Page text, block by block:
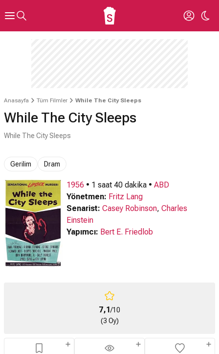
Anasayfa Tüm Filmler While The City Sleeps
While The City Sleeps
While The City Sleeps
Gerilim Dram
1956 • 1 saat 40 dakika • ABD
Yönetmen: Fritz Lang
Senarist: Casey Robinson, Charles
Einstein
Yapımcı: Bert E. Friedlob
7,1/10
(3 Oy)